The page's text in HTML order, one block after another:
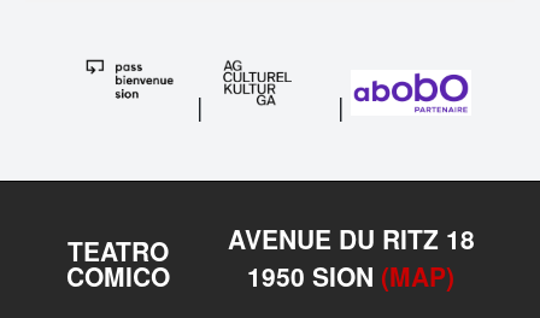
| |
TEATRO
COMICO
AVENUE DU RITZ 18
1950 SION (MAP)